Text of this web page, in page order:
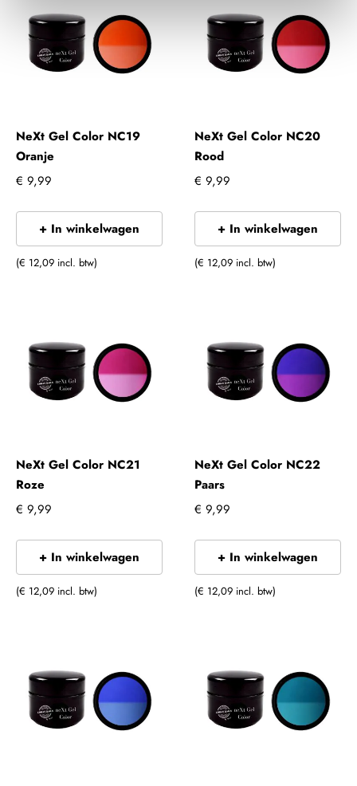
NeXt Gel Color NC19
Oranje
€ 9,99
+ In winkelwagen
(€ 12,09 incl. btw)
NeXt Gel Color NC20
Rood
€ 9,99
+ In winkelwagen
(€ 12,09 incl. btw)
NeXt Gel Color NC21
Roze
€ 9,99
+ In winkelwagen
(€ 12,09 incl. btw)
NeXt Gel Color NC22
Paars
€ 9,99
+ In winkelwagen
(€ 12,09 incl. btw)